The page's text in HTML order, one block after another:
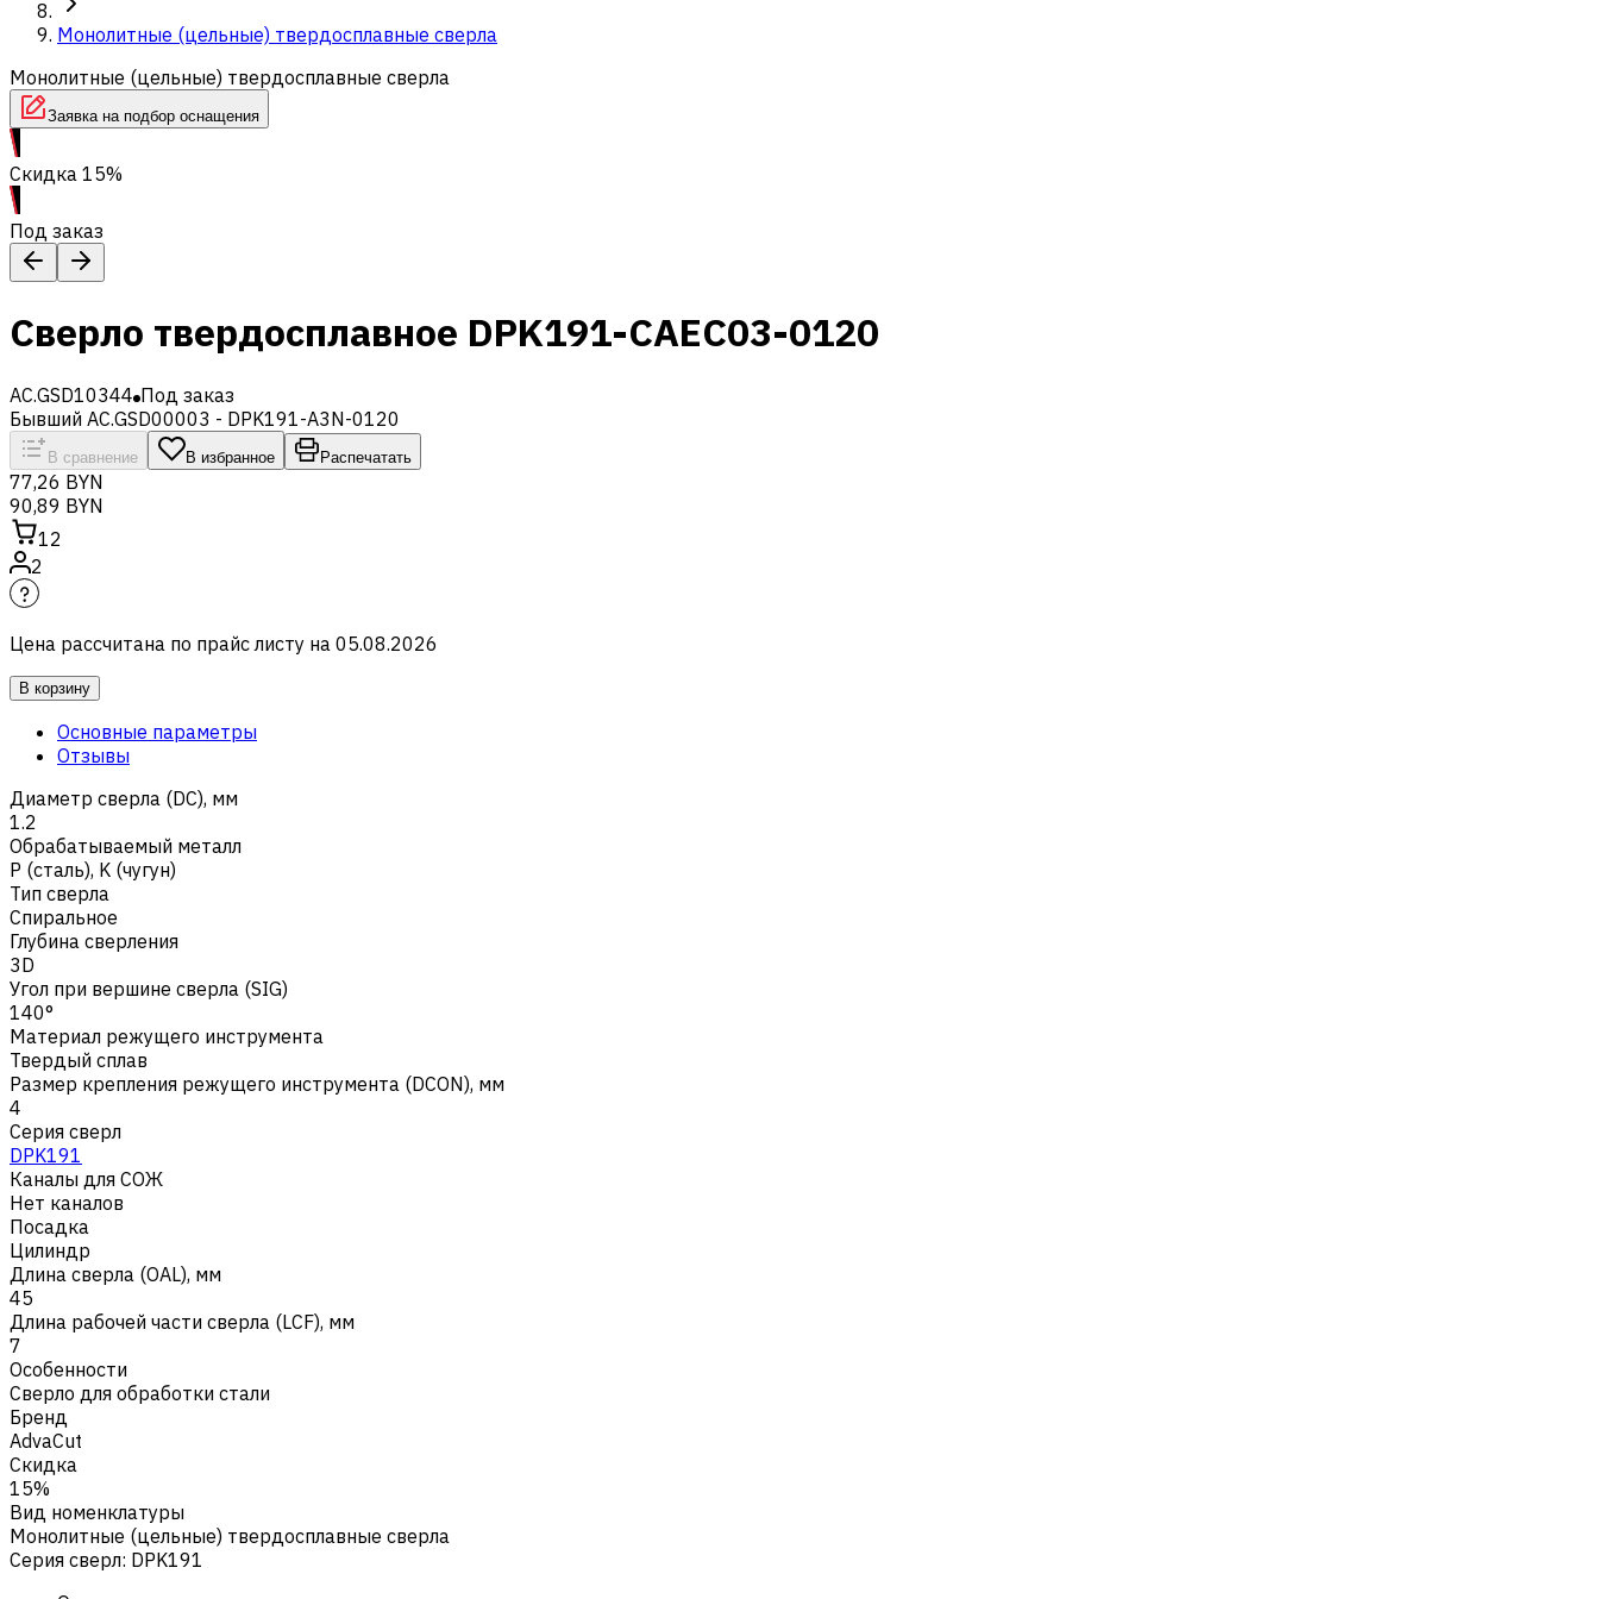
Монолитные (цельные) твердосплавные сверла
Монолитные (цельные) твердосплавные сверла
Заявка на подбор оснащения
Скидка 15%
Под заказ
Сверло твердосплавное DPK191-CAEC03-0120
AC.GSD10344 Под заказ
Бывший AC.GSD00003 - DPK191-A3N-0120
В сравнение В избранное Распечатать
77,26 BYN
90,89 BYN
12
2
Цена рассчитана по прайс листу на 05.08.2026
В корзину
Основные параметры
Отзывы
Диаметр сверла (DC), мм
1.2
Обрабатываемый металл
Р (сталь), K (чугун)
Тип сверла
Спиральное
Глубина сверления
3D
Угол при вершине сверла (SIG)
140°
Материал режущего инструмента
Твердый сплав
Размер крепления режущего инструмента (DCON), мм
4
Серия сверл
DPK191
Каналы для СОЖ
Нет каналов
Посадка
Цилиндр
Длина сверла (OAL), мм
45
Длина рабочей части сверла (LCF), мм
7
Особенности
Сверло для обработки стали
Бренд
AdvaCut
Скидка
15%
Вид номенклатуры
Монолитные (цельные) твердосплавные сверла
Серия сверл: DPK191